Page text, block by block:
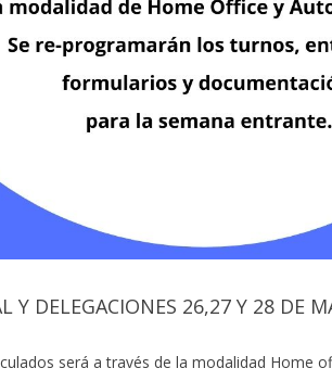
Y DELEGACIONES 26,27 Y 28 DE
será a través de la modalidad Home